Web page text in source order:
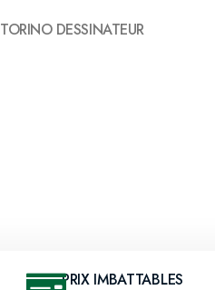
TORINO DESSINATEUR
PRIX IMBATTABLES